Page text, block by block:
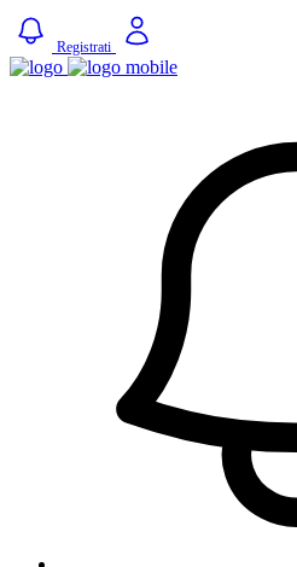
Registrati